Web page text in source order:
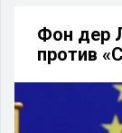
Фон дер
против